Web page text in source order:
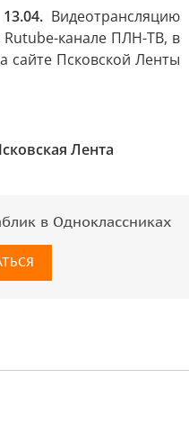
Видеотрансляцию
канале ПЛН-ТВ, в
сайте Псковской Ленты
Лента
в Одноклассниках